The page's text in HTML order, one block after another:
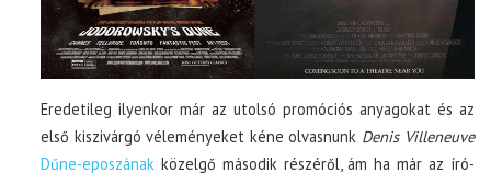
Eredetileg ilyenkor már az utolsó promóciós anyagokat és az
első kiszivárgó véleményeket kéne olvasnunk Denis Villeneuve
Dűne-eposzának közelgő második részéről, ám ha már az író-